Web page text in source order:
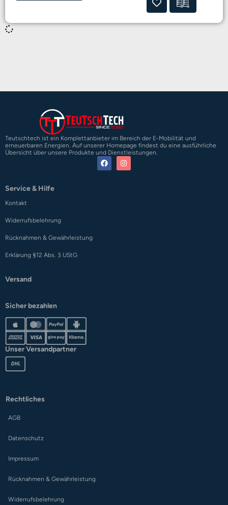
Teutschtech ist ein Komplettanbieter im Bereich der E-Mobilität und
erneuerbaren Energien. Auf unserer Homepage findest du eine ausführliche
Übersicht über unsere Produkte und Dienstleistungen.
Service & Hilfe
Kontakt
Widerrufsbelehrung
Rücknahmen & Gewährleistung
Erklärung §12 Abs. 3 UStG
Versand
Sicher bezahlen
Unser Versandpartner
Rechtliches
AGB
Datenschutz
Impressum
Rücknahmen & Gewährleistung
Widerrufsbelehrung